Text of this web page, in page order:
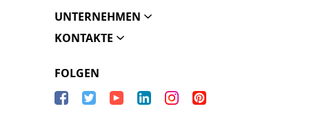
UNTERNEHMEN
KONTAKTE
FOLGEN